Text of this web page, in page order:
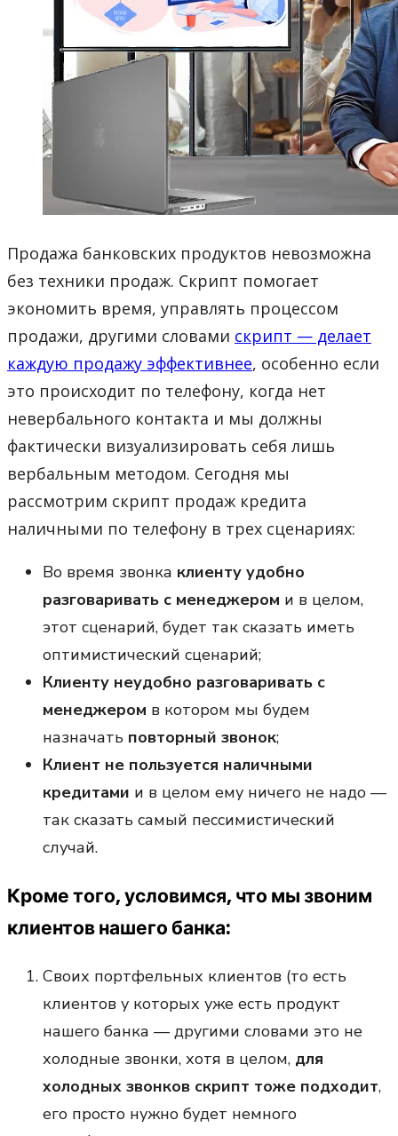
Продажа банковских продуктов невозможна
без техники продаж. Скрипт помогает
экономить время, управлять процессом
продажи, другими словами скрипт — делает
каждую продажу эффективнее, особенно если
это происходит по телефону, когда нет
невербального контакта и мы должны
фактически визуализировать себя лишь
вербальным методом. Сегодня мы
рассмотрим скрипт продаж кредита
наличными по телефону в трех сценариях:
Во время звонка клиенту удобно
разговаривать с менеджером и в целом,
этот сценарий, будет так сказать иметь
оптимистический сценарий;
Клиенту неудобно разговаривать с
менеджером в котором мы будем
назначать повторный звонок;
Клиент не пользуется наличными
кредитами и в целом ему ничего не надо —
так сказать самый пессимистический
случай.
Кроме того, условимся, что мы звоним
клиентов нашего банка:
Своих портфельных клиентов (то есть
клиентов у которых уже есть продукт
нашего банка — другими словами это не
холодные звонки, хотя в целом, для
холодных звонков скрипт тоже подходит,
его просто нужно будет немного